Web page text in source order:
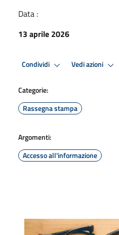
Data :
13 aprile 2026
Condividi Vedi azioni
Categorie:
Rassegna stampa
Argomenti:
Accesso all'informazione